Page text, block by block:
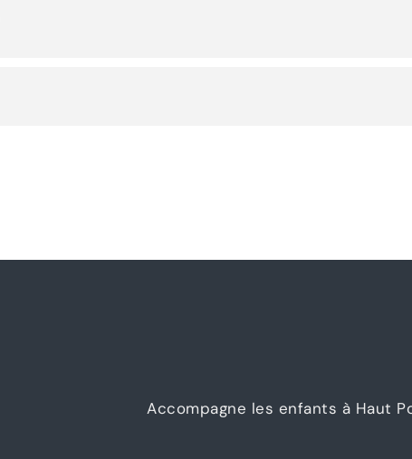
Accompagne les enfants à Haut